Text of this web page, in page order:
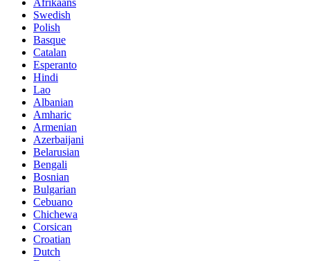
Swedish
Polish
Basque
Catalan
Esperanto
Hindi
Lao
Albanian
Amharic
Armenian
Azerbaijani
Belarusian
Bengali
Bosnian
Bulgarian
Cebuano
Chichewa
Corsican
Croatian
Dutch